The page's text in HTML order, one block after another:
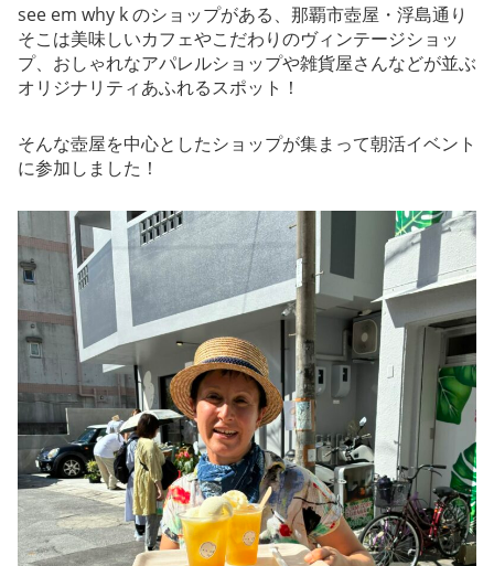
see em why k のショップがある、那覇市壺屋・浮島通り
そこは美味しいカフェやこだわりのヴィンテージショッ
プ、おしゃれなアパレルショップや雑貨屋さんなどが並ぶ
オリジナリティあふれるスポット！
そんな壺屋を中心としたショップが集まって朝活イベント
に参加しました！